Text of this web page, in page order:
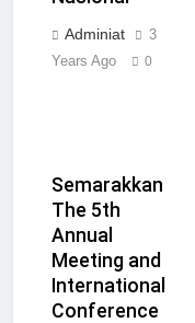
Adminiat
3
Years Ago
0
Semarakkan
The 5th
Annual
Meeting and
International
Conference